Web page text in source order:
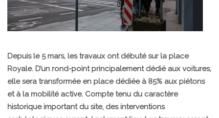
Depuis le 5 mars, les travaux ont débuté sur la place
Royale. D’un rond-point principalement dédié aux voitures,
elle sera transformée en place dédiée à 85% aux piétons
et à la mobilité active. Compte tenu du caractère
historique important du site, des interventions